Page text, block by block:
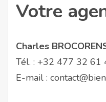
Votre
Charles
Tél. : +32 477 32 61
E-mail :